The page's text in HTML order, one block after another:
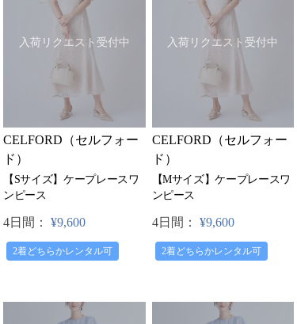
入荷リクエスト受付中
CELFORD（セルフォー
ド）
【Sサイズ】ケープレースワ
ンピース
4日間： ¥9,600
2着どちらかレンタル可
入荷リクエスト受付中
CELFORD（セルフォー
ド）
【Mサイズ】ケープレースワ
ンピース
4日間： ¥9,600
2着どちらかレンタル可